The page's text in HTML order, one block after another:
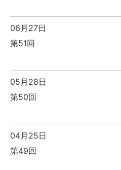
06月27日
第51回
05月28日
第50回
04月25日
第49回